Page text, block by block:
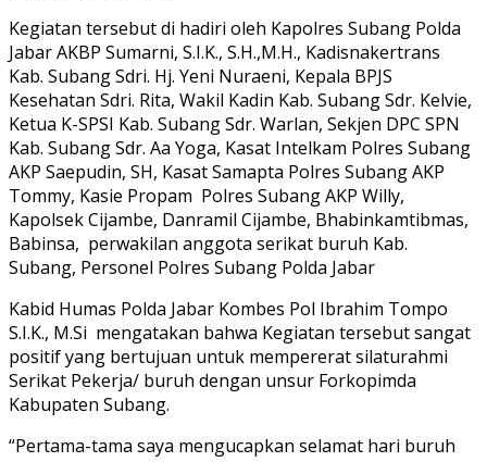
Kegiatan tersebut di hadiri oleh Kapolres Subang Polda
Jabar AKBP Sumarni, S.I.K., S.H.,M.H., Kadisnakertrans
Kab. Subang Sdri. Hj. Yeni Nuraeni, Kepala BPJS
Kesehatan Sdri. Rita, Wakil Kadin Kab. Subang Sdr. Kelvie,
Ketua K-SPSI Kab. Subang Sdr. Warlan, Sekjen DPC SPN
Kab. Subang Sdr. Aa Yoga, Kasat Intelkam Polres Subang
AKP Saepudin, SH, Kasat Samapta Polres Subang AKP
Tommy, Kasie Propam Polres Subang AKP Willy,
Kapolsek Cijambe, Danramil Cijambe, Bhabinkamtibmas,
Babinsa, perwakilan anggota serikat buruh Kab.
Subang, Personel Polres Subang Polda Jabar
Kabid Humas Polda Jabar Kombes Pol Ibrahim Tompo
S.I.K., M.Si mengatakan bahwa Kegiatan tersebut sangat
positif yang bertujuan untuk mempererat silaturahmi
Serikat Pekerja/ buruh dengan unsur Forkopimda
Kabupaten Subang.
“Pertama-tama saya mengucapkan selamat hari buruh